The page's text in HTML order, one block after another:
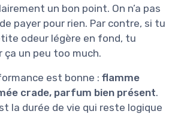
un bon point. On n’a pas
payer pour rien. Par contre, si tu
odeur légère en fond, tu
ça un peu too much.
est bonne : flamme
crade, parfum bien présent.
la durée de vie qui reste logique